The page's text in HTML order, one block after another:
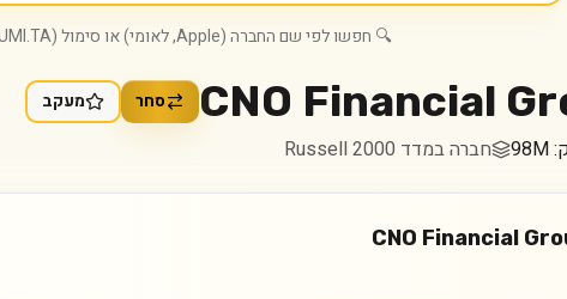
🔍 חפשו לפי שם החברה (Apple, לאומי) או סימול (AAPL, LUMI.TA)
CNO Financial סחר מעקב
98M חברה במדד Russell 2000
CNO Financial